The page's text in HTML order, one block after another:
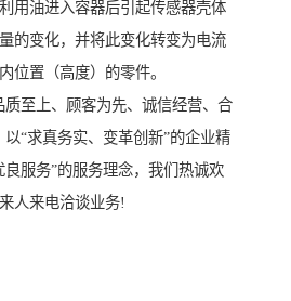
用油进入容器后引起传感器壳体
的变化，并将此变化转变为电流
位置（高度）的零件。
质至上、顾客为先、诚信经营、合
“求真务实、变革创新”的企业精
服务”的服务理念，我们热诚欢
人来电洽谈业务!